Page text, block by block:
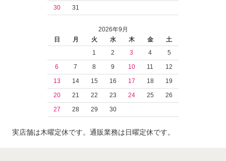
30
31
2026年9月
日
月 火 水 木 金
土
1
2 3 4
5
6
7 8 9 10 11
12
13
14 15 16 17 18
19
20
21 22 23 24 25
26
27
28 29 30
実店舗は木曜定休です。通販業務は日曜定休です。